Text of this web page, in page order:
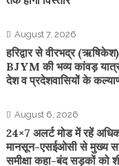
August 7, 2026
​हरिद्वार से वीरभद्र
BJYM की भव्य कांवड़
देश व प्रदेशवासियों के
August 6, 2026
24×7 अलर्ट मोड में रहें
मानसून-एसईओसी से मुख्य
समीक्षा कहा-बंद सड़कों को